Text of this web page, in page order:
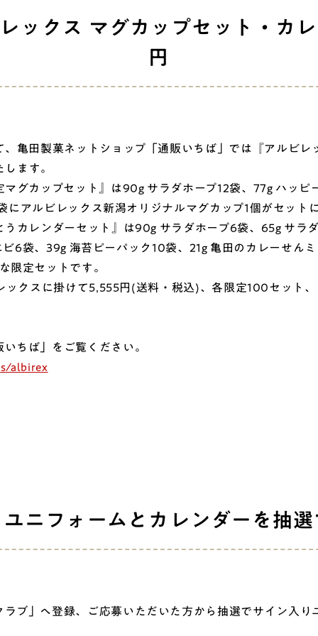
ックス マグカップセット・カ
円
亀田製菓ネットショップ「通販いちば」では『アルビレ
ます。
グカップセット』は90g サラダホープ12袋、77g ハッピ
にアルビレックス新潟オリジナルマグカップ1個がセット
カレンダーセット』は90g サラダホープ6袋、65g サラ
6袋、39g 海苔ピーパック10袋、21g 亀田のカレーせん
限定セットです。
クスに掛けて5,555円(送料・税込)、各限定100セット
ちば」をご覧ください。
albirex
ニフォームとカレンダーを抽
ブ」へ登録、ご応募いただいた方から抽選でサイン入り